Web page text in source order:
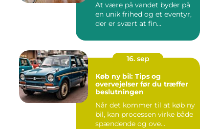
At være på vandet byder på
en unik frihed og et eventyr,
der er svært at fin...
16. sep
Køb ny bil: Tips og
overvejelser før du træffer
beslutningen
Når det kommer til at køb ny
bil, kan processen virke både
spændende og ove...